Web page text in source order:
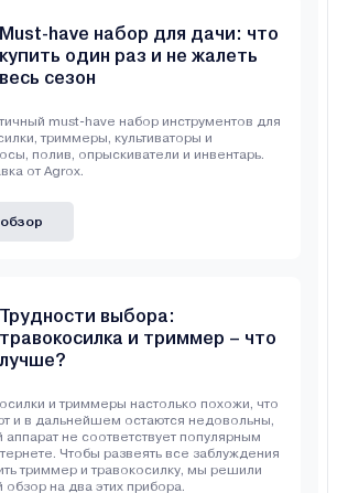
Must-have набор для дачи: что
купить один раз и не жалеть
весь сезон
must-have набор инструментов для
триммеры, культиваторы и
полив, опрыскиватели и инвентарь.
от Agrox.
Трудности выбора:
травокосилка и триммер – что
лучше?
и триммеры настолько похожи, что
и в дальнейшем остаются недовольны,
аппарат не соответствует популярным
Чтобы развеять все заблуждения
триммер и травокосилку, мы решили
обзор на два этих прибора.